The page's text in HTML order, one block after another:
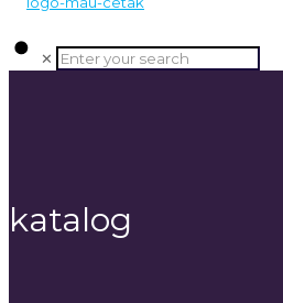
✕
katalog